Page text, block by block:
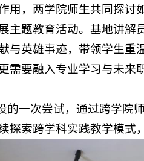
用，两学院师生共同探讨
主题教育活动。基地讲解
与英雄事迹，带领学生重
需要融入专业学习与未来
的一次尝试，通过跨学院
探索跨学科实践教学模式